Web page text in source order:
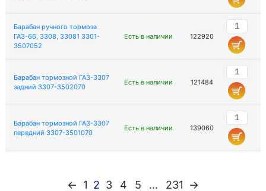
Барабан ручного тормоза
ГАЗ-66, 3308, 33081 3301-
3507052
Есть в наличии 122920
Барабан тормозной ГАЗ-3307
задний 3307-3502070
Есть в наличии 121484
Барабан тормозной ГАЗ-3307
передний 3307-3501070
Есть в наличии 139060
← 1 2 3 4 5 ... 231 →